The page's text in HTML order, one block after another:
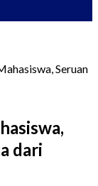
Seruan
dari